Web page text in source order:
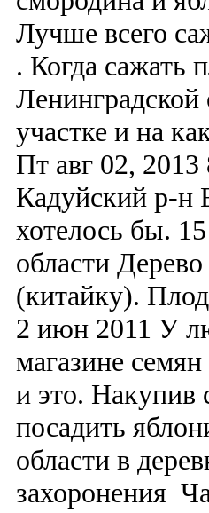
Лучше всего
. Когда сажать
участке и на
Пт авг 02, 2013
Кадуйский р-н
хотелось бы.
области
(китайку).
2 июн 2011 У
магазине
и это. Накупив
посадить
области в
захоронения